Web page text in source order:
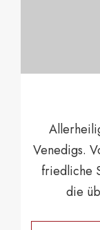
Venedigs.
friedliche
die